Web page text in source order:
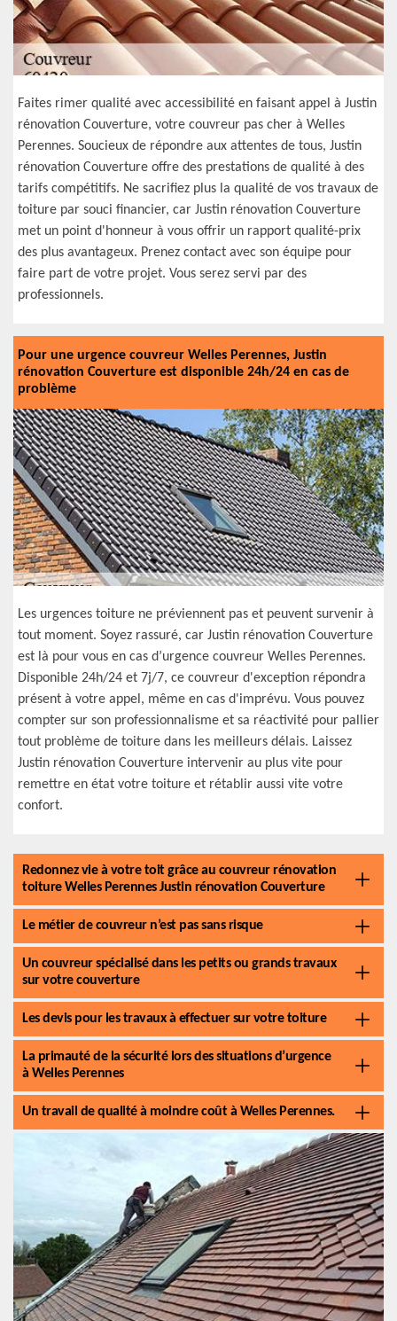
Faites rimer qualité avec accessibilité en faisant appel à Justin
rénovation Couverture, votre couvreur pas cher à Welles
Perennes. Soucieux de répondre aux attentes de tous, Justin
rénovation Couverture offre des prestations de qualité à des
tarifs compétitifs. Ne sacrifiez plus la qualité de vos travaux de
toiture par souci financier, car Justin rénovation Couverture
met un point d'honneur à vous offrir un rapport qualité-prix
des plus avantageux. Prenez contact avec son équipe pour
faire part de votre projet. Vous serez servi par des
professionnels.
Pour une urgence couvreur Welles Perennes, Justin
rénovation Couverture est disponible 24h/24 en cas de
problème
Les urgences toiture ne préviennent pas et peuvent survenir à
tout moment. Soyez rassuré, car Justin rénovation Couverture
est là pour vous en cas d’urgence couvreur Welles Perennes.
Disponible 24h/24 et 7j/7, ce couvreur d'exception répondra
présent à votre appel, même en cas d'imprévu. Vous pouvez
compter sur son professionnalisme et sa réactivité pour pallier
tout problème de toiture dans les meilleurs délais. Laissez
Justin rénovation Couverture intervenir au plus vite pour
remettre en état votre toiture et rétablir aussi vite votre
confort.
Redonnez vie à votre toit grâce au couvreur rénovation
toiture Welles Perennes Justin rénovation Couverture
Le métier de couvreur n’est pas sans risque
Un couvreur spécialisé dans les petits ou grands travaux
sur votre couverture
Les devis pour les travaux à effectuer sur votre toiture
La primauté de la sécurité lors des situations d’urgence
à Welles Perennes
Un travail de qualité à moindre coût à Welles Perennes.